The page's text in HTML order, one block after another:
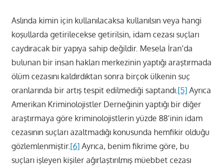
Aslında kimin için kullanılacaksa kullanılsın veya hangi
koşullarda getirilecekse getirilsin, idam cezası suçları
caydıracak bir yapıya sahip değildir. Mesela İran’da
bulunan bir insan hakları merkezinin yaptığı araştırmada
ölüm cezasını kaldırdıktan sonra birçok ülkenin suç
oranlarında bir artış tespit edilmediği saptandı.[5]Ayrıca
Amerikan Kriminolojistler Derneğinin yaptığı bir diğer
araştırmaya göre kriminolojistlerin yüzde 88’inin idam
cezasının suçları azaltmadığı konusunda hemfikir olduğu
gözlemlenmiştir.[6]Ayrıca, benim fikrime göre, bu
suçları işleyen kişiler ağırlaştırılmış müebbet cezası